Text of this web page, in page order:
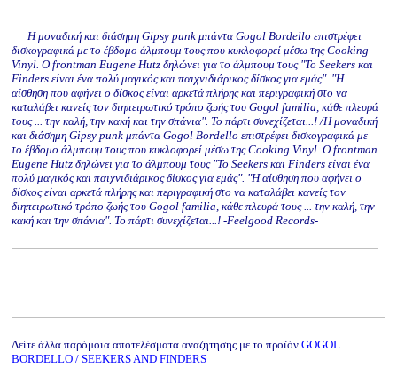
H μοναδική και διάσημη Gipsy punk μπάντα Gogol Bordello επιστρέφει
δισκογραφικά με το έβδομο άλμπουμ τους που κυκλοφορεί μέσω της Cooking
Vinyl. Ο frontman Eugene Hutz δηλώνει για το άλμπουμ τους "Το Seekers και
Finders είναι ένα πολύ μαγικός και παιχνιδιάρικος δίσκος για εμάς". "H
αίσθηση που αφήνει ο δίσκος είναι αρκετά πλήρης και περιγραφική στο να
καταλάβει κανείς τον διηπειρωτικό τρόπο ζωής του Gogol familia, κάθε πλευρά
τους ... την καλή, την κακή και την σπάνια". Το πάρτι συνεχίζεται...! /H μοναδική
και διάσημη Gipsy punk μπάντα Gogol Bordello επιστρέφει δισκογραφικά με
το έβδομο άλμπουμ τους που κυκλοφορεί μέσω της Cooking Vinyl. Ο frontman
Eugene Hutz δηλώνει για το άλμπουμ τους "Το Seekers και Finders είναι ένα
πολύ μαγικός και παιχνιδιάρικος δίσκος για εμάς". "H αίσθηση που αφήνει ο
δίσκος είναι αρκετά πλήρης και περιγραφική στο να καταλάβει κανείς τον
διηπειρωτικό τρόπο ζωής του Gogol familia, κάθε πλευρά τους ... την καλή, την
κακή και την σπάνια". Το πάρτι συνεχίζεται...! -Feelgood Records-
Δείτε άλλα παρόμοια αποτελέσματα αναζήτησης με το προϊόν GOGOL
BORDELLO / SEEKERS AND FINDERS